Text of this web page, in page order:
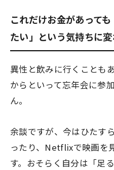
これだけお金があって
たい」という気持ちに
異性と飲みに行くことも
からといって忘年会に参
ん。
余談ですが、今はひたす
ったり、Netflixで映画を
す。おそらく自分は「足